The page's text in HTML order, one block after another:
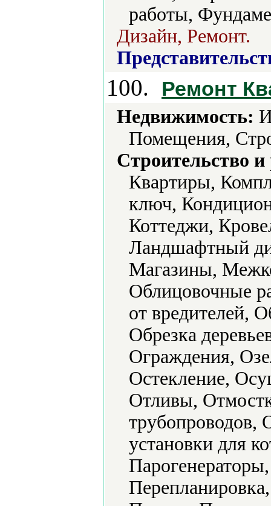
работы,
Дизайн, Ремонт.
100. Ремонт
Недвижимость:
Помещения,
Строительство
Квартиры,
ключ,
Коттеджи,
Ландшафтный
Магазины,
Облицовочные
от вредителей,
Обрезка
Ограждения,
Остекление,
Отливы,
трубопроводов,
установки для